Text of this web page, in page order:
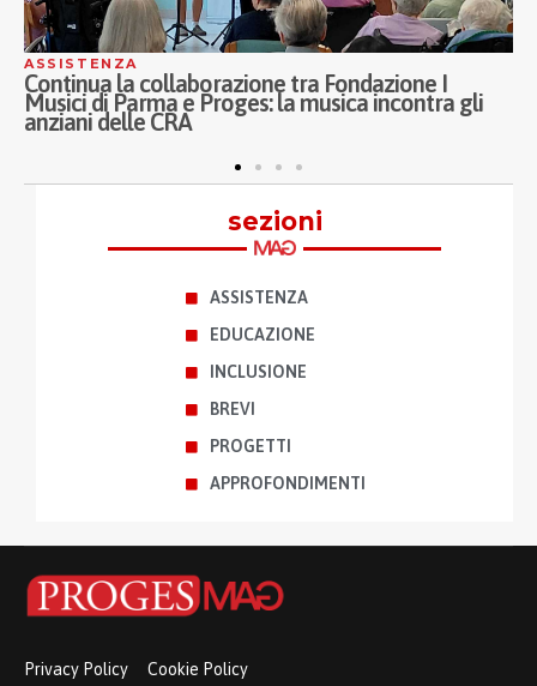
ASSISTENZA
Continua la collaborazione tra Fondazione I
Musici di Parma e Proges: la musica incontra gli
anziani delle CRA
sezioni
ASSISTENZA
EDUCAZIONE
INCLUSIONE
BREVI
PROGETTI
APPROFONDIMENTI
Privacy Policy Cookie Policy